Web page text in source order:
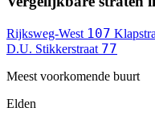
Rijksweg-West 107
D.U. Stikkerstraat 77
Meest voorkomende buurt
Elden